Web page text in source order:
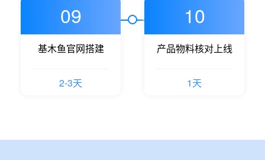
09
基木鱼官网搭建
2-3天
10
产品物料核对上线
1天